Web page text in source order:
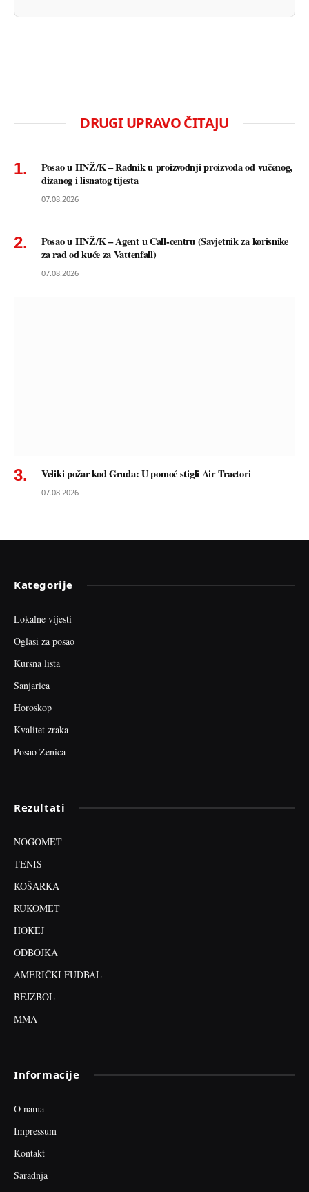
DRUGI UPRAVO ČITAJU
Posao u HNŽ/K – Radnik u proizvodnji proizvoda od vučenog,
dizanog i lisnatog tijesta
07.08.2026
Posao u HNŽ/K – Agent u Call-centru (Savjetnik za korisnike
za rad od kuće za Vattenfall)
07.08.2026
Veliki požar kod Gruda: U pomoć stigli Air Tractori
07.08.2026
Kategorije
Lokalne vijesti
Oglasi za posao
Kursna lista
Sanjarica
Horoskop
Kvalitet zraka
Posao Zenica
Rezultati
NOGOMET
TENIS
KOŠARKA
RUKOMET
HOKEJ
ODBOJKA
AMERIČKI FUDBAL
BEJZBOL
MMA
Informacije
O nama
Impressum
Kontakt
Saradnja